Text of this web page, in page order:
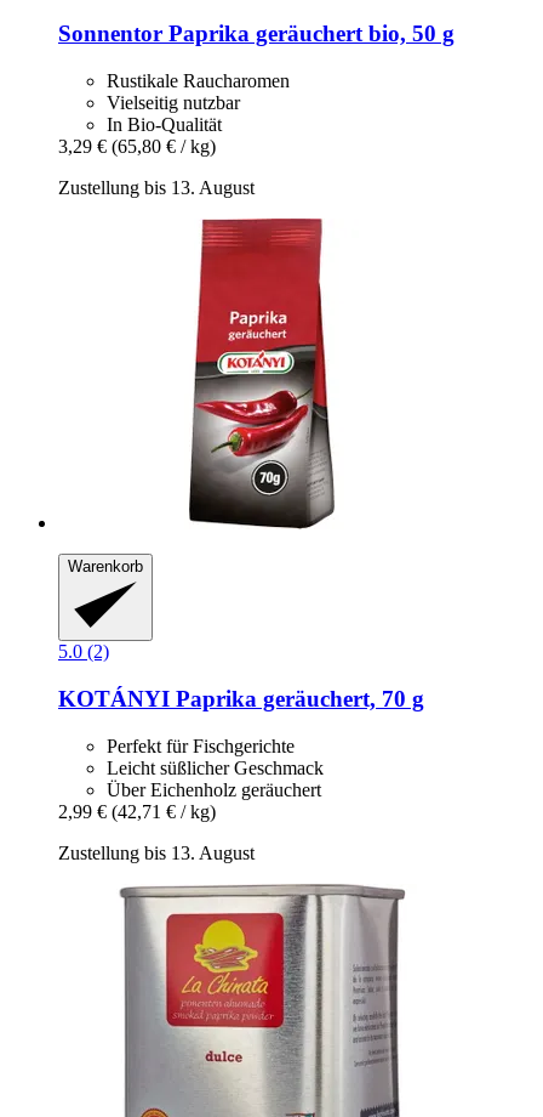
Sonnentor Paprika geräuchert bio, 50 g
Rustikale Raucharomen
Vielseitig nutzbar
In Bio-Qualität
3,29 € (65,80 € / kg)
Zustellung bis 13. August
Warenkorb
5.0 (2)
KOTÁNYI Paprika geräuchert, 70 g
Perfekt für Fischgerichte
Leicht süßlicher Geschmack
Über Eichenholz geräuchert
2,99 € (42,71 € / kg)
Zustellung bis 13. August